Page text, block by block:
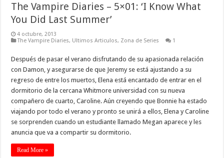
The Vampire Diaries – 5×01: ‘I Know What
You Did Last Summer’
4 octubre, 2013
The Vampire Diaries, Ultimos Articulos, Zona de Series 1
Después de pasar el verano disfrutando de su apasionada relación
con Damon, y asegurarse de que Jeremy se está ajustando a su
regreso de entre los muertos, Elena está encantado de entrar en el
dormitorio de la cercana Whitmore universidad con su nueva
compañero de cuarto, Caroline. Aún creyendo que Bonnie ha estado
viajando por todo el verano y pronto se unirá a ellos, Elena y Caroline
se sorprenden cuando un estudiante llamado Megan aparece y les
anuncia que va a compartir su dormitorio.
Read More »